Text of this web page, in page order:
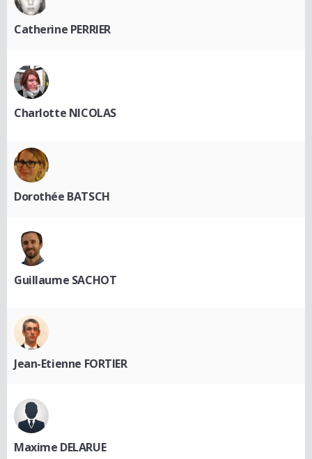
Catherine PERRIER
Charlotte NICOLAS
Dorothée BATSCH
Guillaume SACHOT
Jean-Etienne FORTIER
Maxime DELARUE